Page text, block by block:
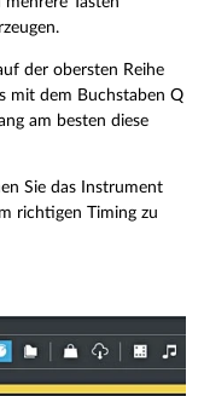
der obersten Reihe
mit dem Buchstaben Q
am besten diese
Sie das Instrument
richtigen Timing zu